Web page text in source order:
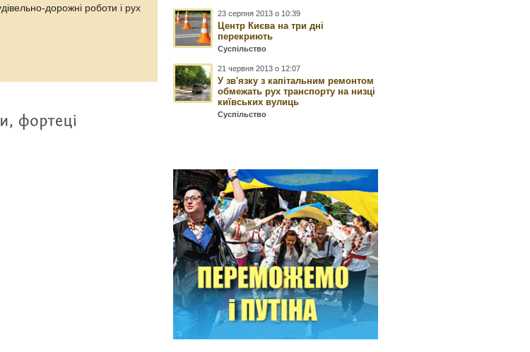
дорожні роботи і рух
23 серпня 2013 о 10:39
Центр Києва на три дні
перекриють
Суспільство
21 червня 2013 о 12:07
У зв'язку з капітальним ремонтом
обмежать рух транспорту на низці
київських вулиць
Суспільство